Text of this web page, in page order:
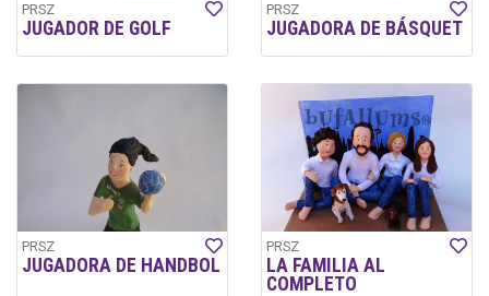
PRSZ
JUGADOR DE GOLF
PRSZ
JUGADORA DE BÁSQUET
PRSZ
JUGADORA DE HANDBOL
PRSZ
LA FAMILIA AL
COMPLETO